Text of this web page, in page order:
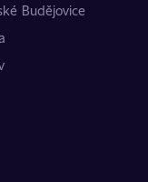
Budějovice